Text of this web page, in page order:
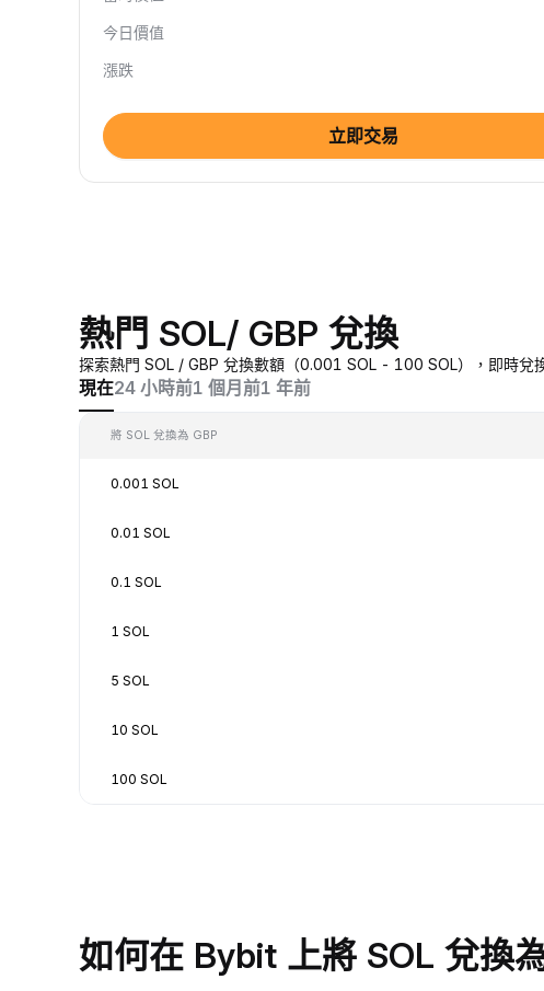
今日價值
漲跌
立即交易
熱門 SOL/ GBP 兌換
探索熱門 SOL / GBP 兌換數額（0.001 SOL - 100 SOL），即時兌
現在24 小時前1 個月前1 年前
將 SOL 兌換為 GBP
0.001 SOL
0.01 SOL
0.1 SOL
1 SOL
5 SOL
10 SOL
100 SOL
如何在 Bybit 上將 SOL 兌換